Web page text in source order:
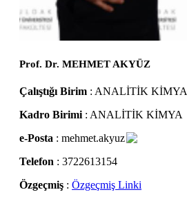
Prof. Dr. MEHMET AKYÜZ
Çalıştığı Birim : ANALİTİK KİMYA
Kadro Birimi : ANALİTİK KİMYA
e-Posta : mehmet.akyuz
Telefon : 3722613154
Özgeçmiş : Özgeçmiş Linki